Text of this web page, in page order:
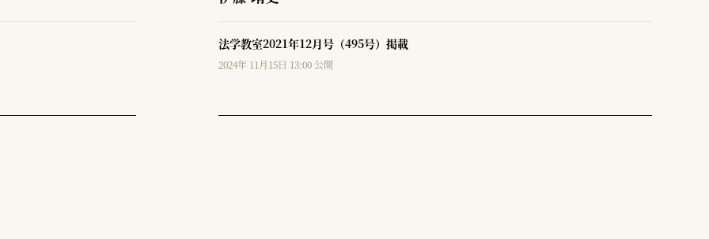
法学教室2021年12月号（495号）掲載
2024年 11月15日 13:00 公開